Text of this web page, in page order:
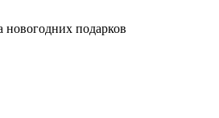
новогодних подарков